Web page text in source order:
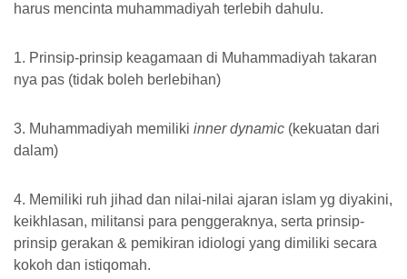
harus mencinta muhammadiyah terlebih dahulu.
1. Prinsip-prinsip keagamaan di Muhammadiyah takaran
nya pas (tidak boleh berlebihan)
3. Muhammadiyah memiliki inner dynamic (kekuatan dari
dalam)
4. Memiliki ruh jihad dan nilai-nilai ajaran islam yg diyakini,
keikhlasan, militansi para penggeraknya, serta prinsip-
prinsip gerakan & pemikiran idiologi yang dimiliki secara
kokoh dan istiqomah.